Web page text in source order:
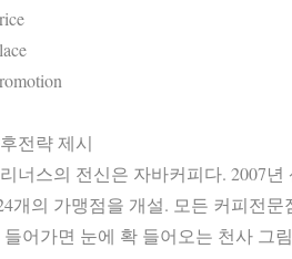
전략 제시
너스의 전신은 자바커피다. 2007
개의 가맹점을 개설. 모든 커피전
들어가면 눈에 확 들어오는 천사 그